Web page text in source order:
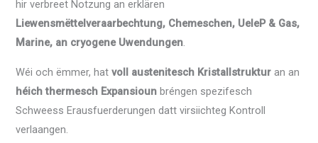
hir verbreet Notzung an erklären
Liewensmëttelveraarbechtung, Chemeschen, UeleP & Gas,
Marine, an cryogene Uwendungen.
Wéi och ëmmer, hatvoll austenitesch Kristallstruktur an an
héich thermesch Expansioun bréngen spezifesch
Schweess Erausfuerderungen datt virsiichteg Kontroll
verlaangen.